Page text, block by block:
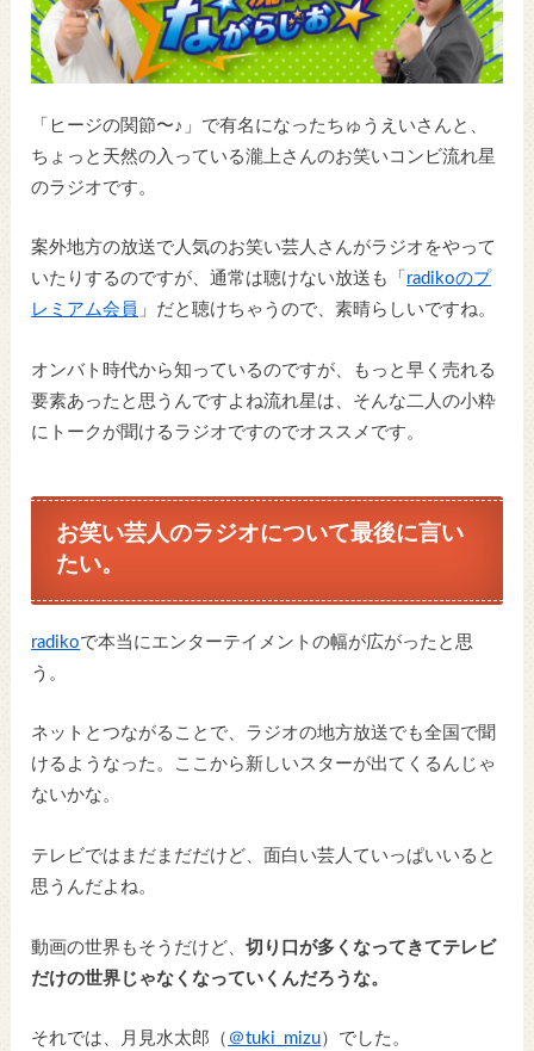
「ヒージの関節〜♪」で有名になったちゅうえいさんと、
ちょっと天然の入っている瀧上さんのお笑いコンビ流れ星
のラジオです。
案外地方の放送で人気のお笑い芸人さんがラジオをやって
いたりするのですが、通常は聴けない放送も「 radikoのプ
レミアム会員 」だと聴けちゃうので、素晴らしいですね。
オンバト時代から知っているのですが、もっと早く売れる
要素あったと思うんですよね流れ星は、そんな二人の小粋
にトークが聞けるラジオですのでオススメです。
お笑い芸人のラジオについて最後に言い
たい。
radikoで本当にエンターテイメントの幅が広がったと思
う。
ネットとつながることで、ラジオの地方放送でも全国で聞
けるようなった。ここから新しいスターが出てくるんじゃ
ないかな。
テレビではまだまだだけど、面白い芸人ていっぱいいると
思うんだよね。
動画の世界もそうだけど、切り口が多くなってきてテレビ
だけの世界じゃなくなっていくんだろうな。
それでは、月見水太郎（ ＠tuki_mizu）でした。